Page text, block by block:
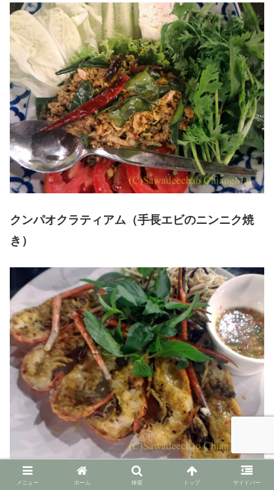
クンパオクラティアム（手長エビのニンニク焼
き）
トムセープムートゥム（豚ゼラチン質入り東北
メニュー ホーム 検索 トップ サイドバー